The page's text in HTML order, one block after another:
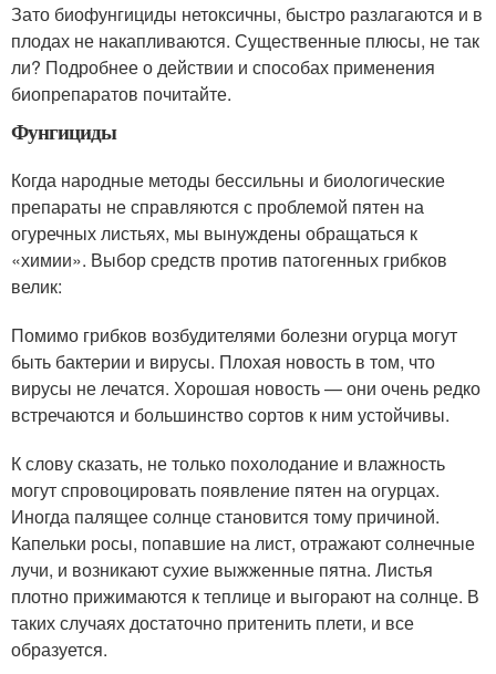
Зато биофунгициды нетоксичны, быстро разлагаются и в
плодах не накапливаются. Существенные плюсы, не так
ли? Подробнее о действии и способах применения
биопрепаратов почитайте.
Фунгициды
Когда народные методы бессильны и биологические
препараты не справляются с проблемой пятен на
огуречных листьях, мы вынуждены обращаться к
«химии». Выбор средств против патогенных грибков
велик:
Помимо грибков возбудителями болезни огурца могут
быть бактерии и вирусы. Плохая новость в том, что
вирусы не лечатся. Хорошая новость — они очень редко
встречаются и большинство сортов к ним устойчивы.
К слову сказать, не только похолодание и влажность
могут спровоцировать появление пятен на огурцах.
Иногда палящее солнце становится тому причиной.
Капельки росы, попавшие на лист, отражают солнечные
лучи, и возникают сухие выжженные пятна. Листья
плотно прижимаются к теплице и выгорают на солнце. В
таких случаях достаточно притенить плети, и все
образуется.